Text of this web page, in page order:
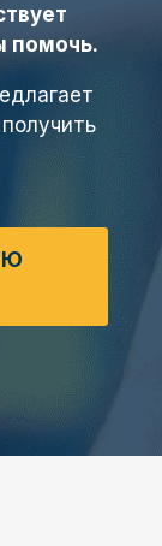
помочь.